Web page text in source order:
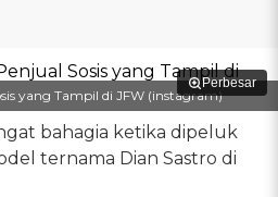
Perbesar
yang Tampil di JFW (instagram)
bahagia ketika dipeluk
ternama Dian Sastro di